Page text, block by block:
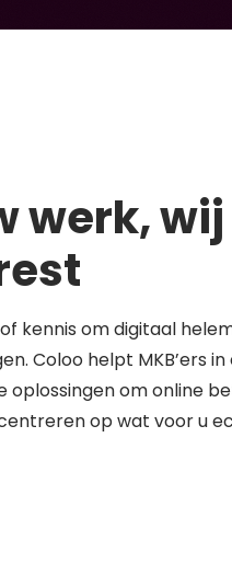
werk, wij
kennis om digitaal
Coloo helpt MKB’ers
om online
op wat voor u